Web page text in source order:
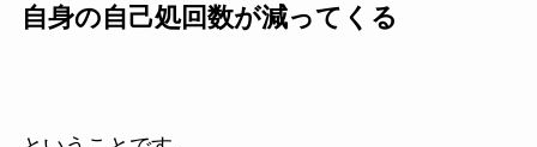
自身の自己処回数が減ってくる